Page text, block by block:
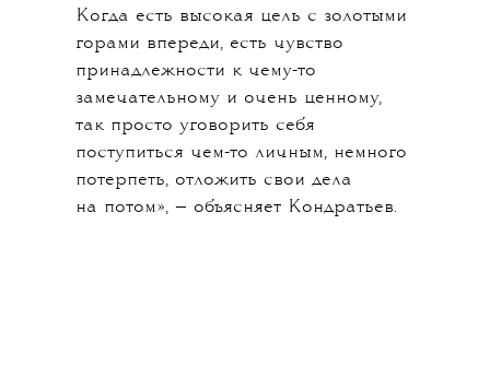
Когда есть высокая цель с золотыми
горами впереди, есть чувство
принадлежности к чему-то
замечательному и очень ценному,
так просто уговорить себя
поступиться чем-то личным, немного
потерпеть, отложить свои дела
на потом», — объясняет Кондратьев.